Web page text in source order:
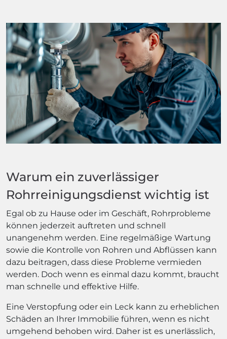
Warum ein zuverlässiger
Rohrreinigungsdienst wichtig ist
Egal ob zu Hause oder im Geschäft, Rohrprobleme
können jederzeit auftreten und schnell
unangenehm werden. Eine regelmäßige Wartung
sowie die Kontrolle von Rohren und Abflüssen kann
dazu beitragen, dass diese Probleme vermieden
werden. Doch wenn es einmal dazu kommt, braucht
man schnelle und effektive Hilfe.
Eine Verstopfung oder ein Leck kann zu erheblichen
Schäden an Ihrer Immobilie führen, wenn es nicht
umgehend behoben wird. Daher ist es unerlässlich,